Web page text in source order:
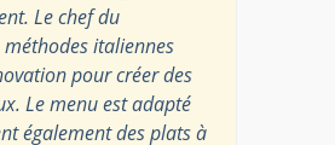
Le chef du
italiennes
pour créer des
Le menu est adapté
également des plats à